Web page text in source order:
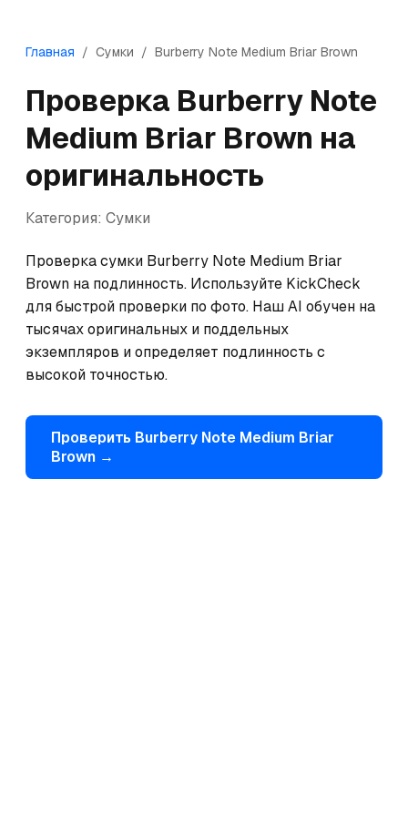
Главная / Сумки / Burberry Note Medium Briar Brown
Проверка Burberry Note
Medium Briar Brown на
оригинальность
Категория: Сумки
Проверка сумки Burberry Note Medium Briar
Brown на подлинность. Используйте KickCheck
для быстрой проверки по фото. Наш AI обучен на
тысячах оригинальных и поддельных
экземпляров и определяет подлинность с
высокой точностью.
Проверить Burberry Note Medium Briar
Brown →